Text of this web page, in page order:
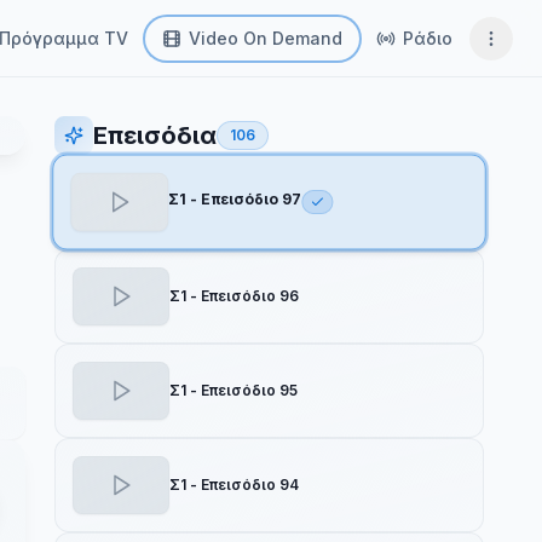
Πρόγραμμα TV Video On Demand Ράδιο
Επεισόδια 106
Σ1 - Επεισόδιο 97
Σ1 - Επεισόδιο 96
Σ1 - Επεισόδιο 95
Σ1 - Επεισόδιο 94